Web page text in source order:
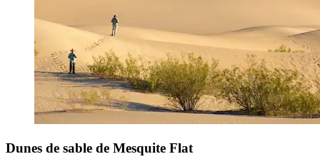
Dunes de sable de Mesquite Flat